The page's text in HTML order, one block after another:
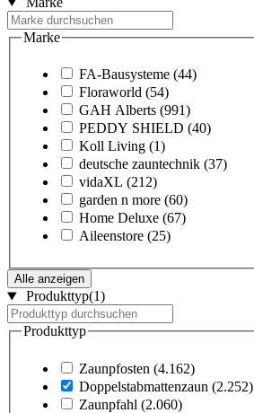
Marke
FA-Bausysteme (44)
Floraworld (54)
GAH Alberts (991)
PEDDY SHIELD (40)
Koll Living (1)
deutsche zauntechnik (37)
vidaXL (212)
garden n more (60)
Home Deluxe (67)
Aileenstore (25)
Alle anzeigen
Produkttyp(1)
Produkttyp
Zaunpfosten (4.162)
Doppelstabmattenzaun (2.252)
Zaunpfahl (2.060)